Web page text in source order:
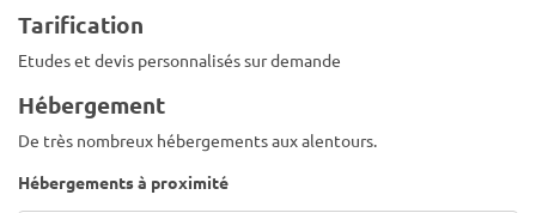
Tarification
Etudes et devis personnalisés sur demande
Hébergement
De très nombreux hébergements aux alentours.
Hébergements à proximité